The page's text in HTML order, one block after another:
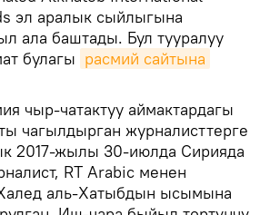
эл аралык сыйлыгына
ала баштады. Бул тууралуу
булагы расмий сайтына
чыр-чатактуу аймактардагы
чагылдырган журналисттерге
2017-жылы 30-июлда Сирияда
RT Arabic менен
аль-Хатыбдын ысымына